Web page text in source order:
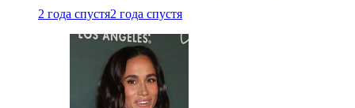
2 года спустя2 года спустя